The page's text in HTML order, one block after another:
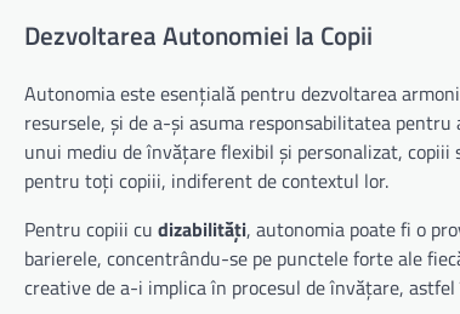
Dezvoltarea Autonomiei la Copii
Autonomia este esențială pentru dezvoltarea
resursele, și de a-și asuma responsabilitatea
unui mediu de învățare flexibil și personalizat,
pentru toți copiii, indiferent de contextul lor.
Pentru copiii cu dizabilități, autonomia poate fi o
barierele, concentrându-se pe punctele forte ale
creative de a-i implica în procesul de învățare,